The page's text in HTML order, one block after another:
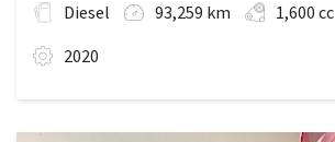
Diesel 93,259 km 1,600 cc
2020